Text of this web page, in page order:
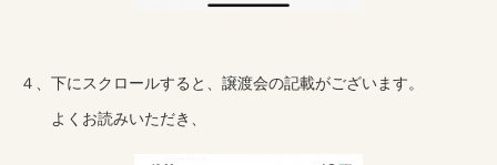
４、下にスクロールすると、譲渡会の記載がございます。
よくお読みいただき、